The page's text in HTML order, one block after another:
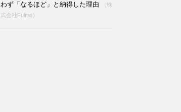
わず「なるほど」と納得した理由
（株
式会社Fulmo）